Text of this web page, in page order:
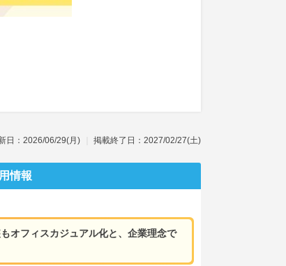
日：2026/06/29(月) 掲載終了日：2027/02/27(土)
情報
オフィスカジュアル化と、企業理念で